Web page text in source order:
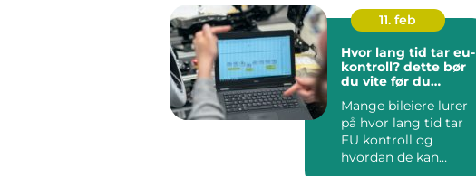
11. feb
Hvor lang tid tar eu-
kontroll? dette bør
du vite før du
Mange bileiere lurer
på hvor lang tid tar
EU kontroll og
hvordan de kan